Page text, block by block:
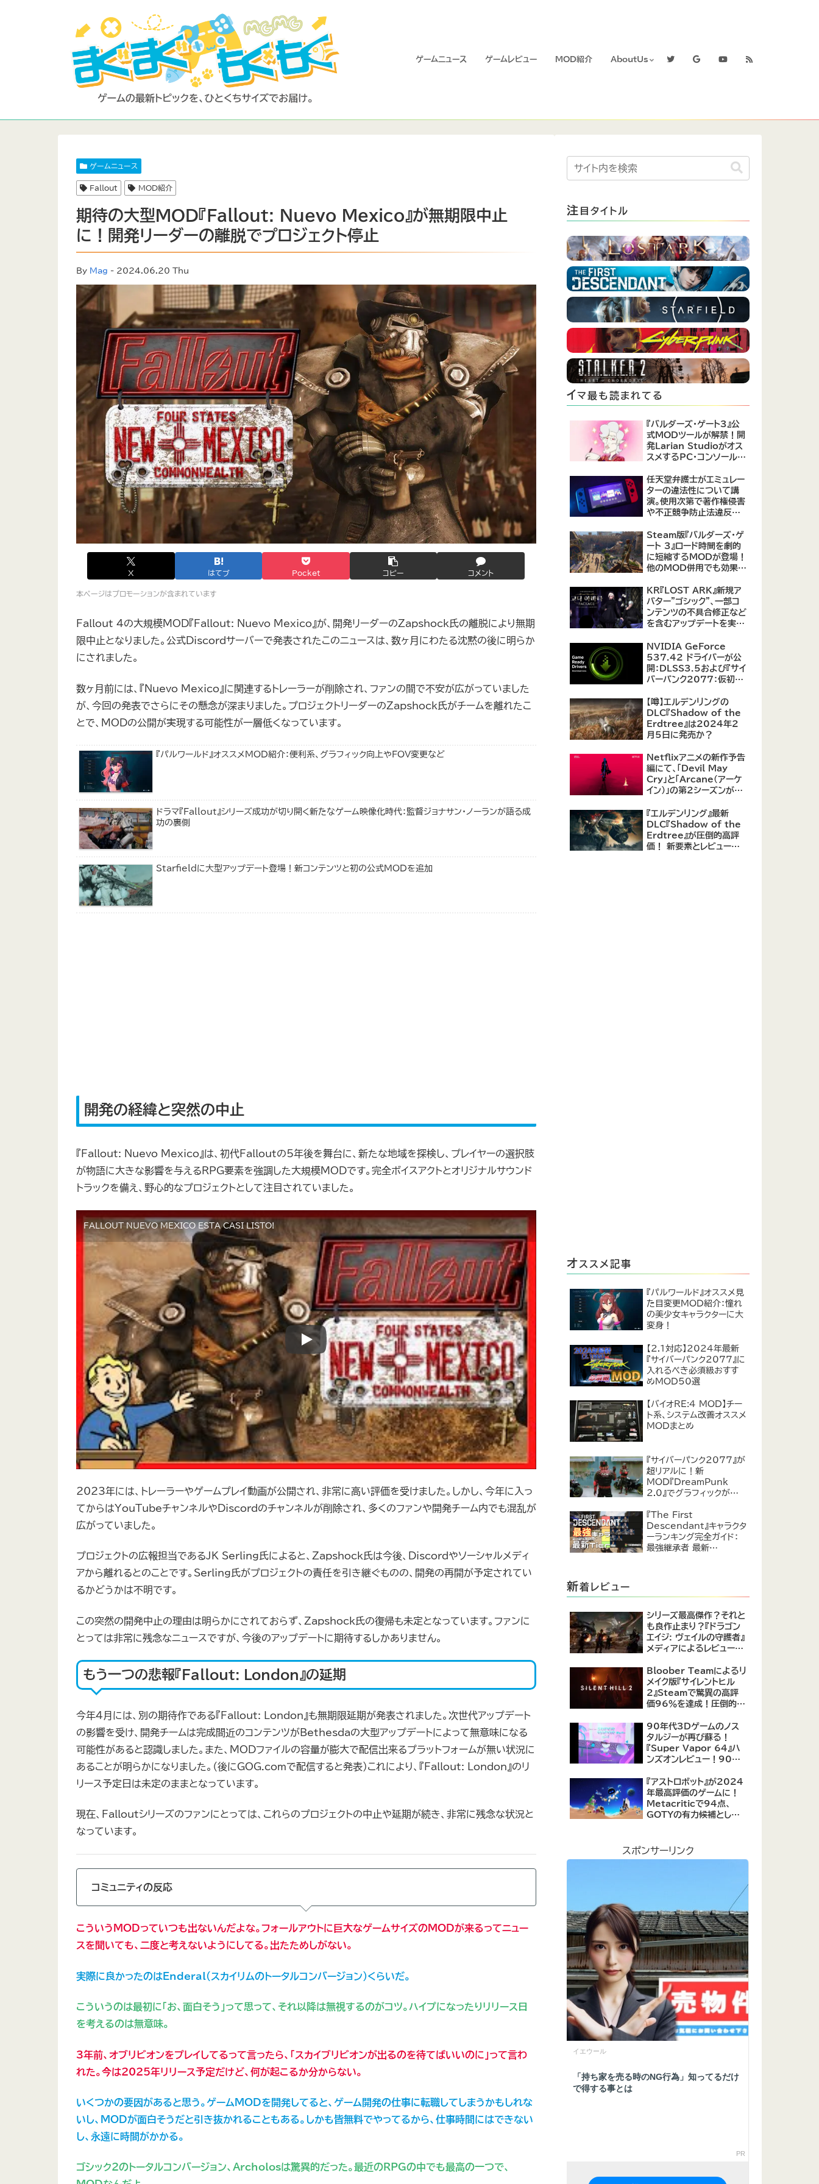
ゲームニュース ゲームレビュー MOD紹介 AboutUs
ゲームニュース
Fallout MOD紹介
期待の大型MOD『Fallout: Nuevo Mexico』が無期限中止
に！開発リーダーの離脱でプロジェクト停止
By Mag - 2024.06.20 Thu
X はてブ Pocket コピー コメント
本ページはプロモーションが含まれています
Fallout 4の大規模MOD『Fallout: Nuevo Mexico』が、開発リーダーのZapshock氏の離脱により無期
限中止となりました。公式Discordサーバーで発表されたこのニュースは、数ヶ月にわたる沈黙の後に明らか
にされました。
数ヶ月前には、『Nuevo Mexico』に関連するトレーラーが削除され、ファンの間で不安が広がっていました
が、今回の発表でさらにその懸念が深まりました。プロジェクトリーダーのZapshock氏がチームを離れたこ
とで、MODの公開が実現する可能性が一層低くなっています。
『パルワールド』オススメMOD紹介：便利系、グラフィック向上やFOV変更など
ドラマ『Fallout』シリーズ成功が切り開く新たなゲーム映像化時代：監督ジョナサン・ノーランが語る成
功の裏側
Starfieldに大型アップデート登場！新コンテンツと初の公式MODを追加
開発の経緯と突然の中止
『Fallout: Nuevo Mexico』は、初代Falloutの5年後を舞台に、新たな地域を探検し、プレイヤーの選択肢
が物語に大きな影響を与えるRPG要素を強調した大規模MODです。完全ボイスアクトとオリジナルサウンド
トラックを備え、野心的なプロジェクトとして注目されていました。
FALLOUT NUEVO MEXICO ESTA CASI LISTO!
2023年には、トレーラーやゲームプレイ動画が公開され、非常に高い評価を受けました。しかし、今年に入っ
てからはYouTubeチャンネルやDiscordのチャンネルが削除され、多くのファンや開発チーム内でも混乱が
広がっていました。
プロジェクトの広報担当であるJK Serling氏によると、Zapshock氏は今後、Discordやソーシャルメディ
アから離れるとのことです。Serling氏がプロジェクトの責任を引き継ぐものの、開発の再開が予定されてい
るかどうかは不明です。
この突然の開発中止の理由は明らかにされておらず、Zapshock氏の復帰も未定となっています。ファンに
とっては非常に残念なニュースですが、今後のアップデートに期待するしかありません。
もう一つの悲報『Fallout: London』の延期
今年4月には、別の期待作である『Fallout: London』も無期限延期が発表されました。次世代アップデート
の影響を受け、開発チームは完成間近のコンテンツがBethesdaの大型アップデートによって無意味になる
可能性があると認識しました。また、MODファイルの容量が膨大で配信出来るプラットフォームが無い状況に
あることが明らかになりました。（後にGOG.comで配信すると発表）これにより、『Fallout: London』のリ
リース予定日は未定のままとなっています。
現在、Falloutシリーズのファンにとっては、これらのプロジェクトの中止や延期が続き、非常に残念な状況と
なっています。
コミュニティの反応
こういうMODっていつも出ないんだよな。フォールアウトに巨大なゲームサイズのMODが来るってニュー
スを聞いても、二度と考えないようにしてる。出たためしがない。
実際に良かったのはEnderal（スカイリムのトータルコンバージョン）くらいだ。
こういうのは最初に「お、面白そう」って思って、それ以降は無視するのがコツ。ハイプになったりリリース日
を考えるのは無意味。
3年前、オブリビオンをプレイしてるって言ったら、「スカイブリビオンが出るのを待てばいいのに」って言わ
れた。今は2025年リリース予定だけど、何が起こるか分からない。
いくつかの要因があると思う。ゲームMODを開発してると、ゲーム開発の仕事に転職してしまうかもしれな
いし、MODが面白そうだと引き抜かれることもある。しかも皆無料でやってるから、仕事時間にはできない
し、永遠に時間がかかる。
ゴシック2のトータルコンバージョン、Archolosは驚異的だった。最近のRPGの中でも最高の一つで、
注 目タイトル
イマ最も読まれてる
『バルダーズ・ゲート3』公
式MODツールが解禁！開
発Larian Studioがオス
スメするPC・コンソール向
任天堂弁護士がエミュレー
ターの違法性について講
演。使用次第で著作権侵害
や不正競争防止法違反に
Steam版『バルダーズ・ゲ
ート 3』ロード時間を劇的
に短縮するMODが登場！
他のMOD併用でも効果を
価
KR『LOST ARK』新規ア
バター"ゴシック"、一部コ
ンテンツの不具合修正など
を含むアップデートを実
NVIDIA GeForce
537.42 ドライバーが公
開：DLSS3.5および『サイ
バーパンク2077：仮初め
【噂】エルデンリングの
DLC『Shadow of the
Erdtree』は2024年2
月5日に発売か？
Netflixアニメの新作予告
編にて、「Devil May
Cry」と「Arcane（アーケ
イン）」の第2シーズンが紹
『エルデンリング』最新
DLC『Shadow of the
Erdtree』が圧倒的高評
価！ 新要素とレビューま
オ ススメ記事
『パルワールド』オススメ見
た目変更MOD紹介：憧れ
の美少女キャラクターに大
変身！
【2.1対応】2024年最新
『サイバーパンク2077』に
入れるべき必須級おすす
めMOD50選
【バイオRE:4 MOD】チー
ト系、システム改善オススメ
MODまとめ
『サイバーパンク2077』が
超リアルに！新
MOD『DreamPunk
2.0』でグラフィックが恐ろ
『The First
Descendant』キャラクタ
ーランキング完全ガイド：
最強継承者 最新
新着レビュー
シリーズ最高傑作？それと
も良作止まり？『ドラゴン
エイジ: ヴェイルの守護者』
メディアによるレビューが
ラクター育成システムは好
評、戦闘システムは賛否あ
り
Bloober Teamによるリ
メイク版『サイレントヒル
2』Steamで驚異の高評
価96％を達成！圧倒的な
の復活
90年代3Dゲームのノス
タルジーが再び蘇る！
『Super Vapor 64』ハ
ンズオンレビュー！90年
再現したノスタルジックア
クション
『アストロボット』が2024
年最高評価のゲームに！
Metacriticで94点、
GOTYの有力候補として
スポンサーリンク